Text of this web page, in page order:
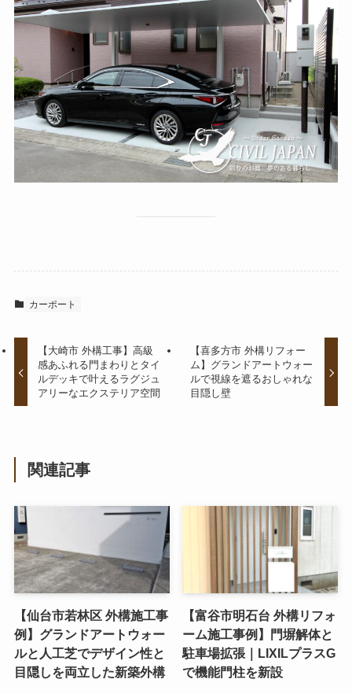
カーポート
【大崎市 外構工事】高級
感あふれる門まわりとタイ
ルデッキで叶えるラグジュ
アリーなエクステリア空間
【喜多方市 外構リフォー
ム】グランドアートウォー
ルで視線を遮るおしゃれな
目隠し壁
関連記事
【仙台市若林区 外構施工事
例】グランドアートウォー
ルと人工芝でデザイン性と
目隠しを両立した新築外構
【富谷市明石台 外構リフォ
ーム施工事例】門塀解体と
駐車場拡張｜LIXILプラスG
で機能門柱を新設